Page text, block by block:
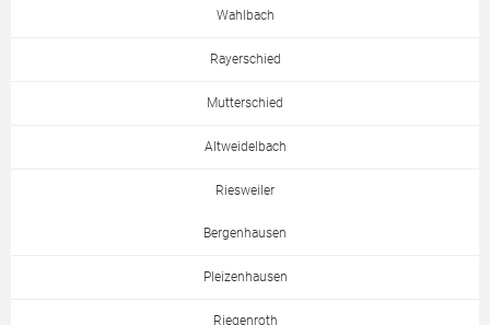
Wahlbach
Rayerschied
Mutterschied
Altweidelbach
Riesweiler
Bergenhausen
Pleizenhausen
Riegenroth